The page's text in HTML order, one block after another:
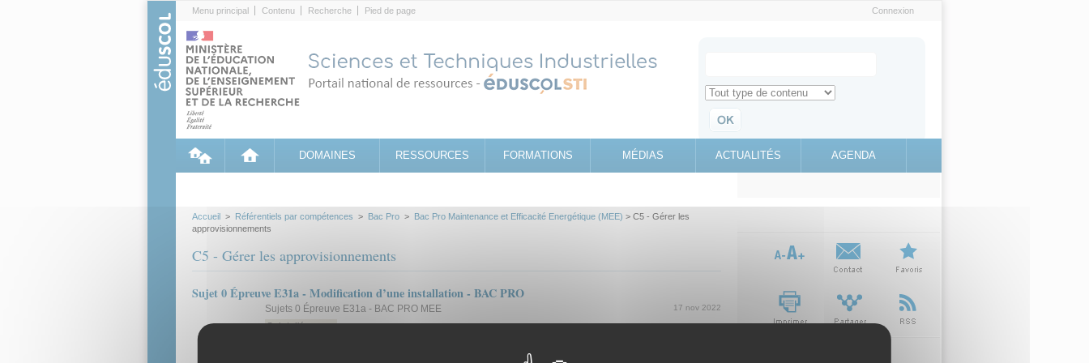
Menu principal Contenu Recherche Pied de page Connexion
Search for
Retrouvez toute l'information sur le site education.gouv.fr
DOMAINES RESSOURCES FORMATIONS MÉDIAS ACTUALITÉS AGENDA
Accueil > Référentiels par compétences > Bac Pro > Bac Pro Maintenance et Efficacité Energétique (MEE) > C5 - Gérer les
approvisionnements
C5 - Gérer les approvisionnements
Sujet 0 Épreuve E31a - Modification d’une installation - BAC PRO
17 nov 2022
Sujets 0 Épreuve E31a - BAC PRO MEE
Sujet d'épreuve